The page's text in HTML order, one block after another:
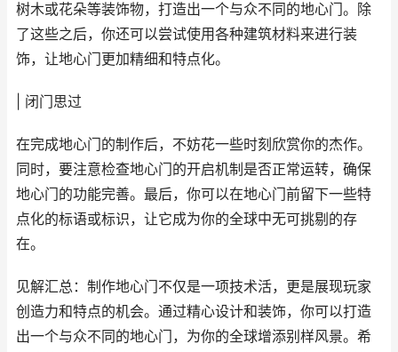
树木或花朵等装饰物，打造出一个与众不同的地心门。除
了这些之后，你还可以尝试使用各种建筑材料来进行装
饰，让地心门更加精细和特点化。
| 闭门思过
在完成地心门的制作后，不妨花一些时刻欣赏你的杰作。
同时，要注意检查地心门的开启机制是否正常运转，确保
地心门的功能完善。最后，你可以在地心门前留下一些特
点化的标语或标识，让它成为你的全球中无可挑剔的存
在。
见解汇总：制作地心门不仅是一项技术活，更是展现玩家
创造力和特点的机会。通过精心设计和装饰，你可以打造
出一个与众不同的地心门，为你的全球增添别样风景。希